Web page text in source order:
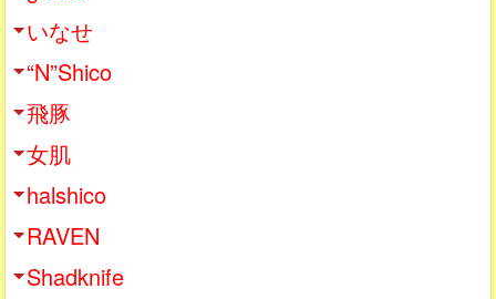
いなせ
“N”Shico
飛豚
女肌
halshico
RAVEN
Shadknife